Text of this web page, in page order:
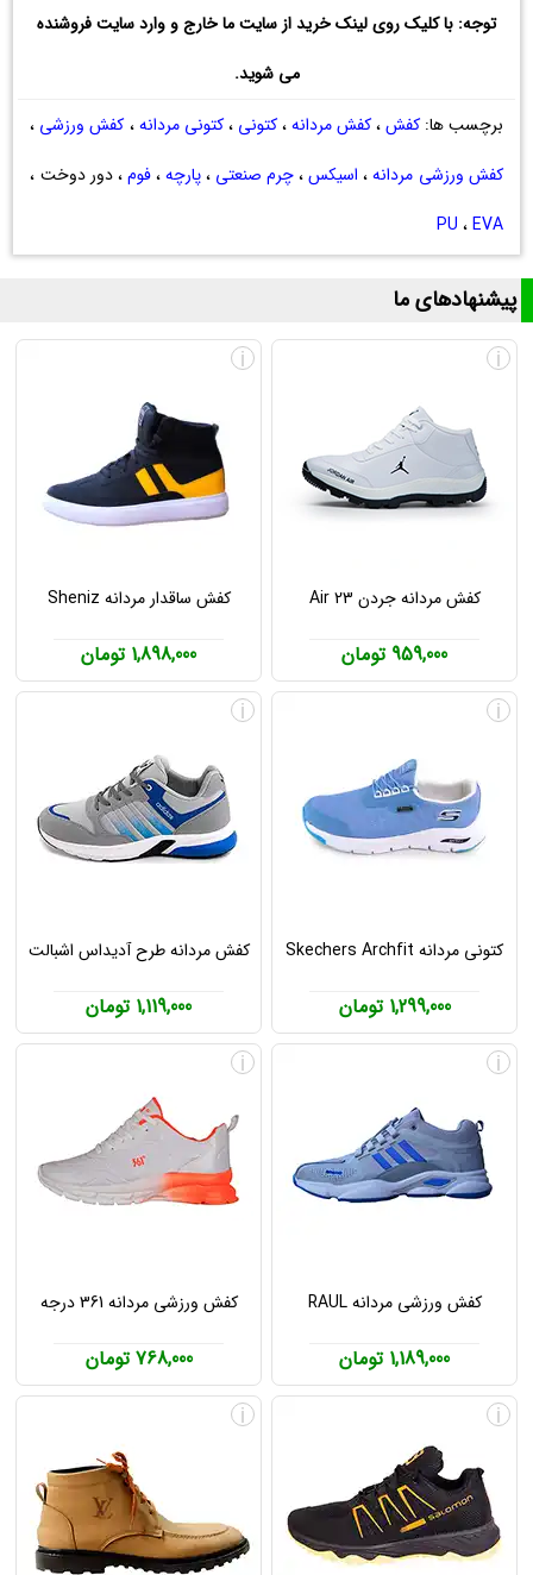
توجه: با کلیک روی لینک خرید از سایت ما خارج و وارد سایت فروشنده
می شوید.
برچسب ها:کفش،کفش مردانه،کتونی ،کتونی مردانه، کفش ورزشی ،
کفش ورزشی مردانه، اسیکس،چرم صنعتی ،پارچه،فوم، دور دوخت ،
PU ،EVA
پیشنهادهای ما
کفش مردانه جردن Air 23
959,000 تومان
i
کفش ساقدار مردانه Sheniz
1,898,000 تومان
i
کتونی مردانه Skechers Archfit
1,299,000 تومان
i
کفش مردانه طرح آدیداس اشبالت
1,119,000 تومان
i
کفش ورزشی مردانه RAUL
1,189,000 تومان
i
کفش ورزشی مردانه 361 درجه
768,000 تومان
i
i
i